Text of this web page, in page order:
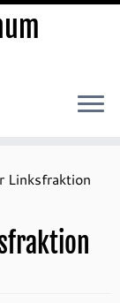
Linksfraktion